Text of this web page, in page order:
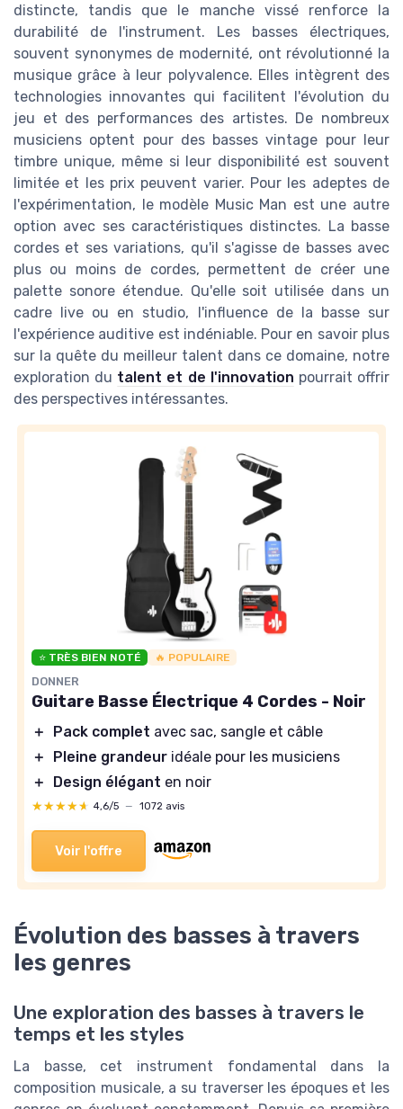
distincte, tandis que le manche vissé renforce la
durabilité de l'instrument. Les basses électriques,
souvent synonymes de modernité, ont révolutionné la
musique grâce à leur polyvalence. Elles intègrent des
technologies innovantes qui facilitent l'évolution du
jeu et des performances des artistes. De nombreux
musiciens optent pour des basses vintage pour leur
timbre unique, même si leur disponibilité est souvent
limitée et les prix peuvent varier. Pour les adeptes de
l'expérimentation, le modèle Music Man est une autre
option avec ses caractéristiques distinctes. La basse
cordes et ses variations, qu'il s'agisse de basses avec
plus ou moins de cordes, permettent de créer une
palette sonore étendue. Qu'elle soit utilisée dans un
cadre live ou en studio, l'influence de la basse sur
l'expérience auditive est indéniable. Pour en savoir plus
sur la quête du meilleur talent dans ce domaine, notre
exploration du talent et de l'innovation pourrait offrir
des perspectives intéressantes.
⭐ TRÈS BIEN NOTÉ 🔥 POPULAIRE
DONNER
Guitare Basse Électrique 4 Cordes - Noir
＋ Pack complet avec sac, sangle et câble
＋
Pleine grandeur idéale pour les musiciens
＋
Design élégant en noir
★★★★★
★★★★★ 4,6/5 — 1072 avis
Voir l'offre
Évolution des basses à travers
les genres
Une exploration des basses à travers le
temps et les styles
La basse, cet instrument fondamental dans la
composition musicale, a su traverser les époques et les